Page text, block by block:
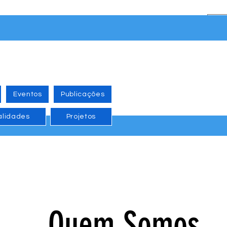
Eventos Publicações
Projetos